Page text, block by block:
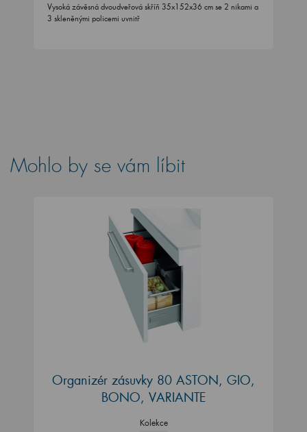
Vysoká závěsná dvoudveřová skříň 35x152x36 cm se 2 nikami a
3 skleněnými policemi uvnitř
Mohlo by se vám líbit
Organizér zásuvky 80 ASTON, GIO,
BONO, VARIANTE
Kolekce